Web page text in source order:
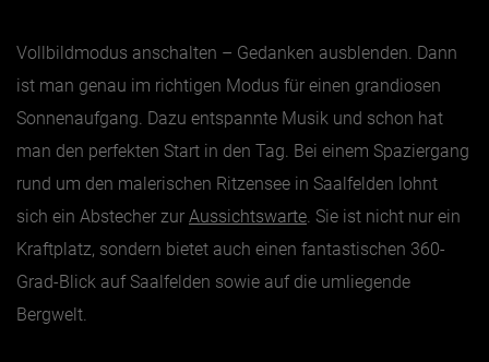
Vollbildmodus anschalten – Gedanken ausblenden. Dann
ist man genau im richtigen Modus für einen grandiosen
Sonnenaufgang. Dazu entspannte Musik und schon hat
man den perfekten Start in den Tag. Bei einem Spaziergang
rund um den malerischen Ritzensee in Saalfelden lohnt
sich ein Abstecher zur Aussichtswarte . Sie ist nicht nur ein
Kraftplatz, sondern bietet auch einen fantastischen 360-
Grad-Blick auf Saalfelden sowie auf die umliegende
Bergwelt.